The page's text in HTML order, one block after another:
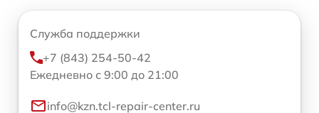
Служба поддержки
+7 (843) 254-50-42
Ежедневно с 9:00 до 21:00
info@kzn.tcl-repair-center.ru